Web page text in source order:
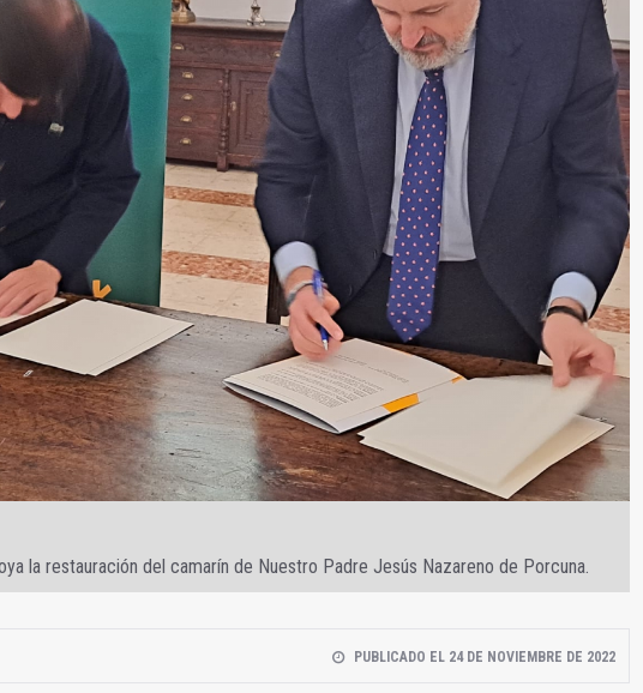
la restauración del camarín de Nuestro Padre Jesús Nazareno de Porcuna.
PUBLICADO EL 24 DE NOVIEMBRE DE 2022